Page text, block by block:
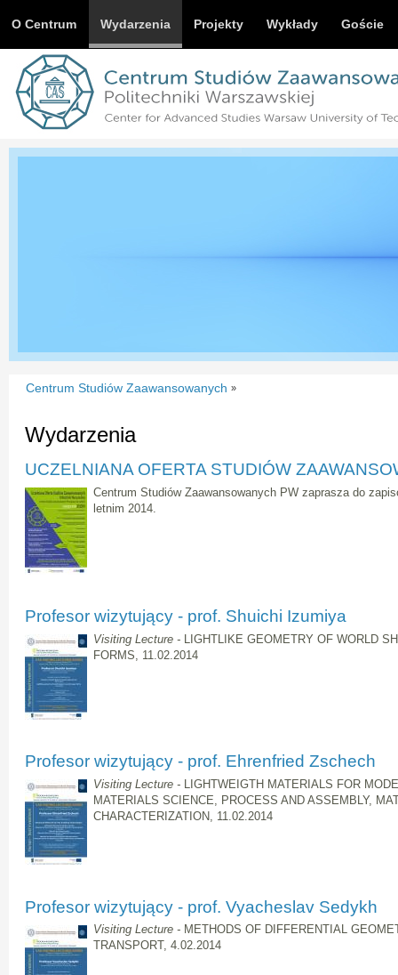
O Centrum Wydarzenia Projekty Wykłady Goście
Centrum Studiów Zaawansowanych »
Wydarzenia
UCZELNIANA OFERTA STUDIÓW
Centrum Studiów Zaawansowanych PW zaprasza do
letnim 2014.
Profesor wizytujący - prof. Shuichi Izumiya
Visiting Lecture -
LIGHTLIKE GEOMETRY OF WORLD
FORMS, 11.02.2014
Profesor wizytujący - prof. Ehrenfried Zschech
Visiting Lecture - LIGHTWEIGTH MATERIALS FOR
MATERIALS SCIENCE, PROCESS AND ASSEMBLY,
CHARACTERIZATION, 11.02.2014
Profesor wizytujący - prof. Vyacheslav Sedykh
Visiting Lecture - METHODS OF DIFFERENTIAL
TRANSPORT, 4.02.2014